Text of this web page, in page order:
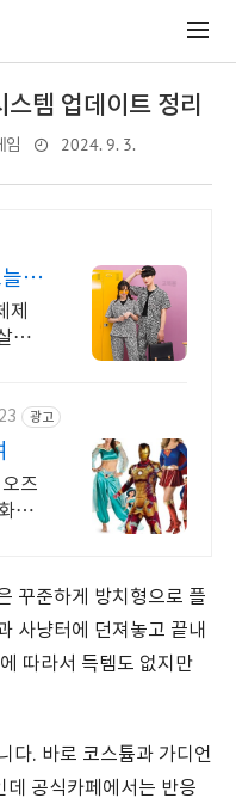
템 업데이트 정리
임 2024. 9. 3.
배
제
균
광고
즈
코
꾸준하게 방치형으로 플
사냥터에 던져놓고 끝내
따라서 득템도 없지만
다. 바로 코스튬과 가디언
데 공식카페에서는 반응